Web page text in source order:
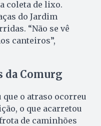
coleta de lixo.
do Jardim
“Não se vê
canteiros”,
da Comurg
o atraso ocorreu
o que acarretou
de caminhões